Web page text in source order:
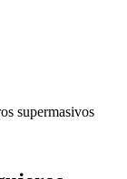
supermasivos